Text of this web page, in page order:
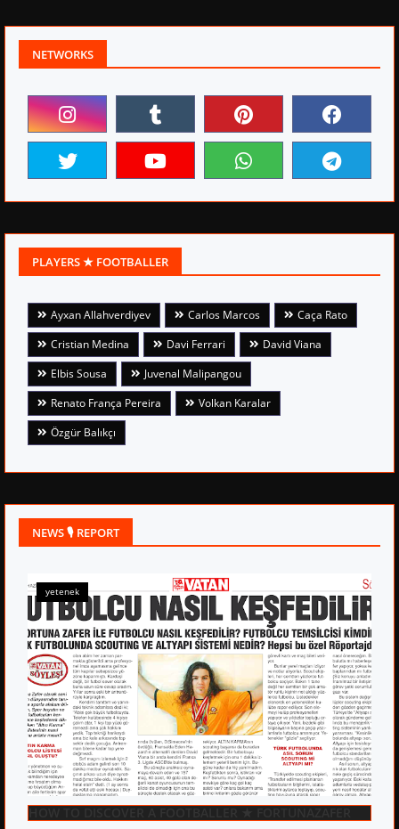
NETWORKS
PLAYERS ★ FOOTBALLER
Ayxan Allahverdiyev Carlos Marcos
Caça Rato
Cristian Medina
Davi Ferrari
David Viana
Elbis Sousa
Juvenal Malipangou
Renato França Pereira
Volkan Karalar
Özgür Balıkçı
NEWS 🎙 REPORT
yetenek